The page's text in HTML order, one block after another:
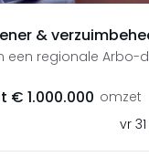
&
een regionale Arbo-
€ 1.000.000 omzet
vr